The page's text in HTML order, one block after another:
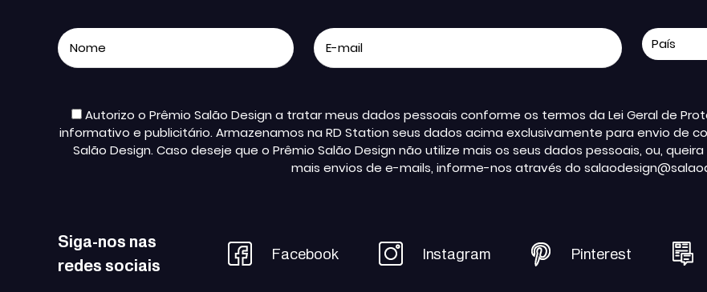
Autorizo o Prêmio Salão Design a tratar meus dados pessoais conforme os termos da Lei Geral de
informativo e publicitário. Armazenamos na RD Station seus dados acima exclusivamente para envio de
Salão Design. Caso deseje que o Prêmio Salão Design não utilize mais os seus dados pessoais, ou,
mais envios de e-mails, informe-nos através do
Siga-nos nas
redes sociais
Facebook Instagram Pinterest